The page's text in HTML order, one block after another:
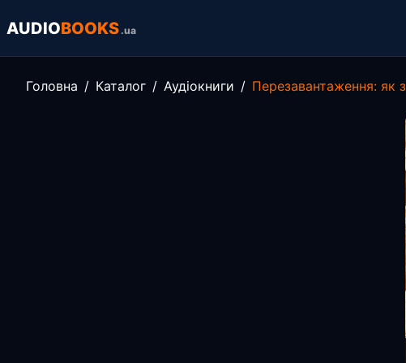
AUDIOBOOKS .ua
Головна Каталог Аудіокниги Перезавантаження: як